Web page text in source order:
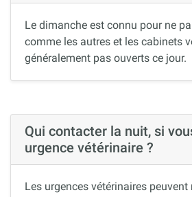
Le dimanche est connu pour ne
comme les autres et les cabinets
généralement pas ouverts ce jour.
Qui contacter la nuit, si
urgence vétérinaire ?
Les urgences vétérinaires